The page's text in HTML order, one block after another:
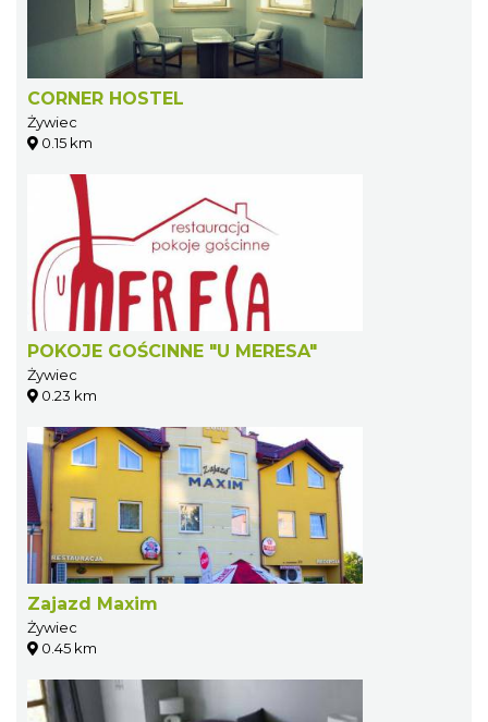
CORNER HOSTEL
Żywiec
0.15 km
POKOJE GOŚCINNE "U MERESA"
Żywiec
0.23 km
Zajazd Maxim
Żywiec
0.45 km